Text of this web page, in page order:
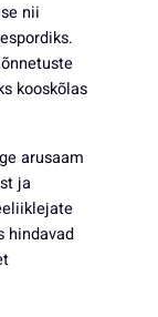
nii
kooskõlas
arusaam
ja
hindavad